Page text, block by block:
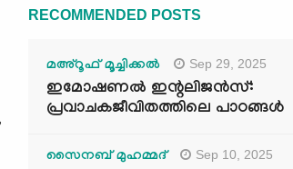
RECOMMENDED POSTS
മഅ്റൂഫ് മൂച്ചിക്കല്‍ Sep 29, 2025
ഇമോഷണൽ ഇന്റലിജൻസ്:
പ്രവാചകജീവിതത്തിലെ പാഠങ്ങൾ
സൈനബ് മുഹമ്മദ് Sep 10, 2025